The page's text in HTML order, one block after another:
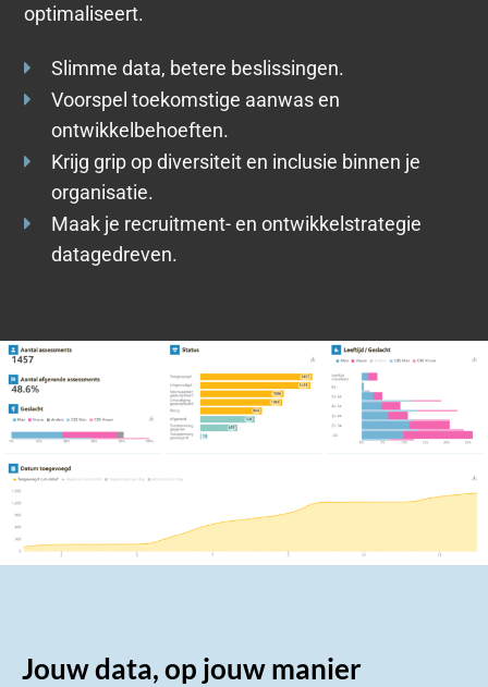
optimaliseert.
Slimme data, betere beslissingen.
Voorspel toekomstige aanwas en
ontwikkelbehoeften.
Krijg grip op diversiteit en inclusie binnen je
organisatie.
Maak je recruitment- en ontwikkelstrategie
datagedreven.
Jouw data, op jouw manier